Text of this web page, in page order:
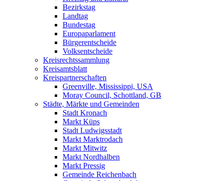
Bezirkstag
Landtag
Bundestag
Europaparlament
Bürgerentscheide
Volksentscheide
Kreisrechtssammlung
Kreisamtsblatt
Kreispartnerschaften
Greenville, Mississippi, USA
Moray Council, Schottland, GB
Städte, Märkte und Gemeinden
Stadt Kronach
Markt Küps
Stadt Ludwigsstadt
Markt Marktrodach
Markt Mitwitz
Markt Nordhalben
Markt Pressig
Gemeinde Reichenbach